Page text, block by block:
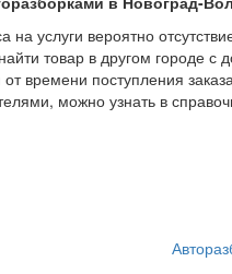
услуги вероятно
товар в другом городе
времени поступления
можно узнать в